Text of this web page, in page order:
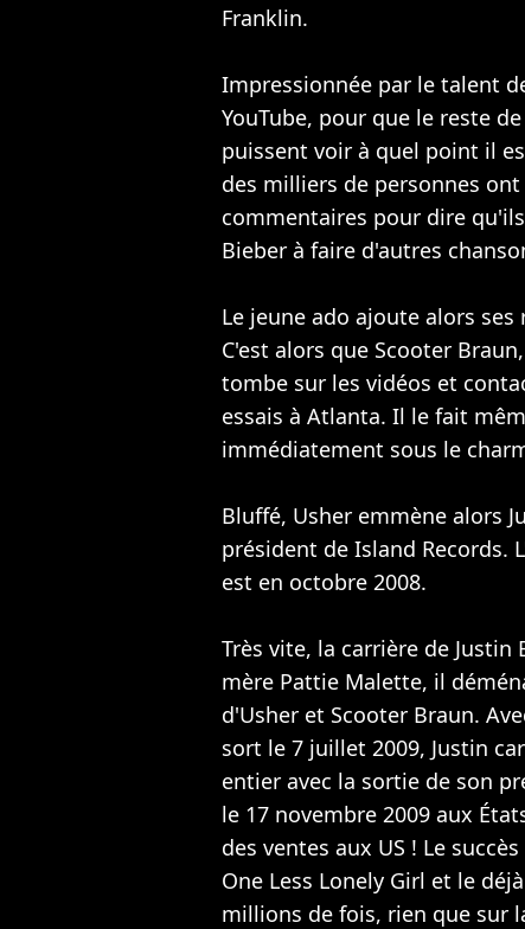
Franklin.
Impressionnée par le talent
YouTube, pour que le reste
puissent voir à quel point il
des milliers de personnes
commentaires pour dire
Bieber à faire d'autres
Le jeune ado ajoute alors
C'est alors que Scooter
tombe sur les vidéos et
essais à Atlanta. Il le fait
immédiatement sous le
Bluffé, Usher emmène alors
président de Island Records.
est en octobre 2008.
Très vite, la carrière de Justin
mère Pattie Malette, il
d'Usher et Scooter Braun.
sort le 7 juillet 2009, Justin
entier avec la sortie de son
le 17 novembre 2009 aux
des ventes aux US ! Le
One Less Lonely Girl et le
millions de fois, rien que sur